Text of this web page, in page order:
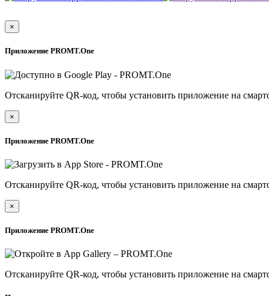
×
Приложение PROMT.One
Отсканируйте QR-код, чтобы установить приложение на
×
Приложение PROMT.One
Отсканируйте QR-код, чтобы установить приложение на
×
Приложение PROMT.One
Отсканируйте QR-код, чтобы установить приложение на